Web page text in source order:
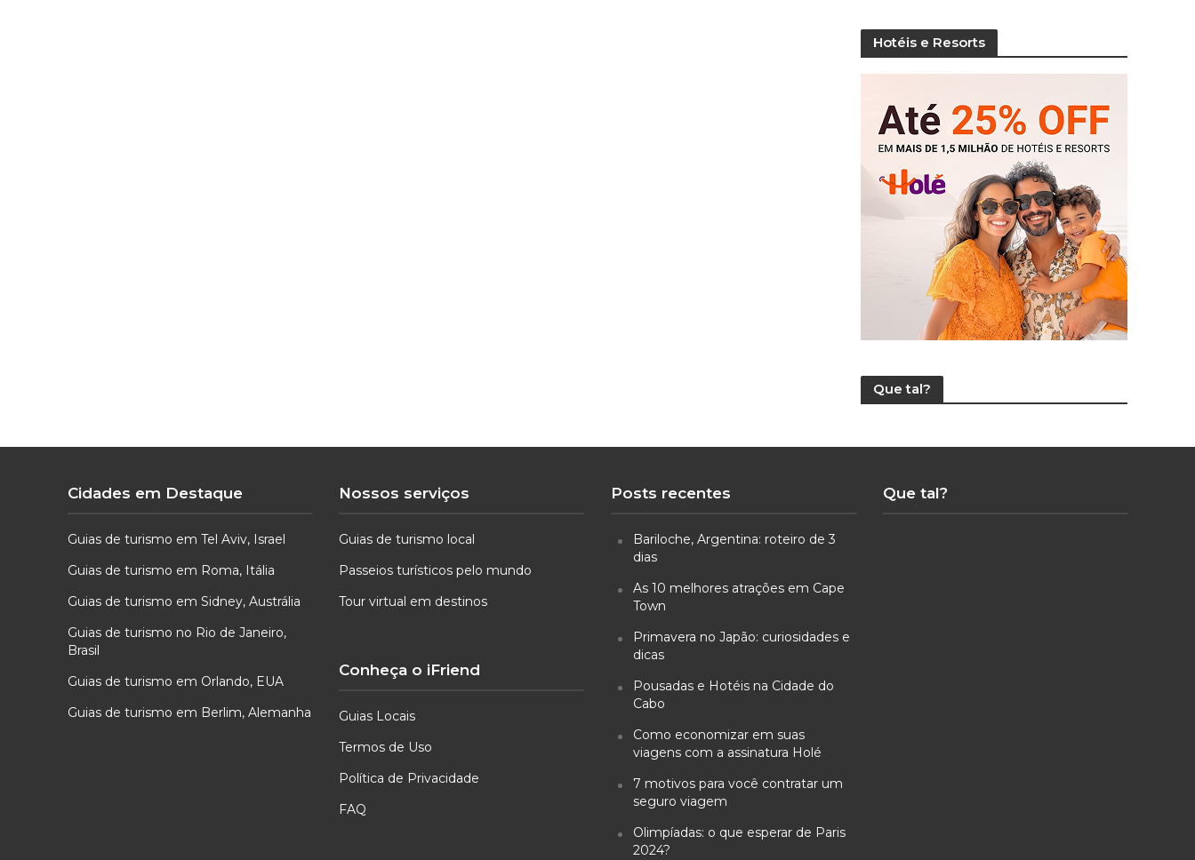
Hotéis e Resorts
Que tal?
Cidades em Destaque
Guias de turismo em Tel Aviv, Israel
Guias de turismo em Roma, Itália
Guias de turismo em Sidney, Austrália
Guias de turismo no Rio de Janeiro,
Brasil
Guias de turismo em Orlando, EUA
Guias de turismo em Berlim, Alemanha
Nossos serviços
Guias de turismo local
Passeios turísticos pelo mundo
Tour virtual em destinos
Conheça o iFriend
Guias Locais
Termos de Uso
Política de Privacidade
FAQ
Posts recentes
Bariloche, Argentina: roteiro de 3
dias
As 10 melhores atrações em Cape
Town
Primavera no Japão: curiosidades e
dicas
Pousadas e Hotéis na Cidade do
Cabo
Como economizar em suas
viagens com a assinatura Holé
7 motivos para você contratar um
seguro viagem
Olimpíadas: o que esperar de Paris
2024?
Que tal?